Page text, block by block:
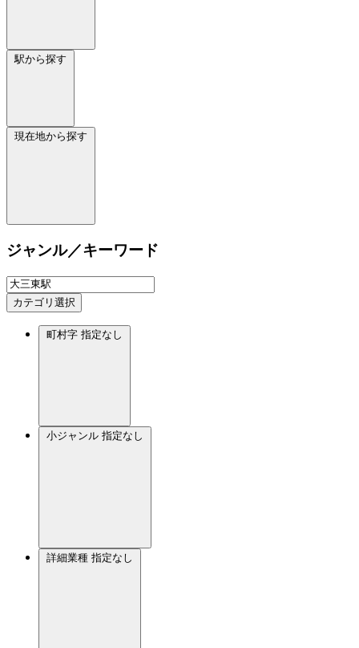
駅から探す
現在地から探す
ジャンル／キーワード
カテゴリ選択
町村字 指定なし
小ジャンル 指定なし
詳細業種 指定なし